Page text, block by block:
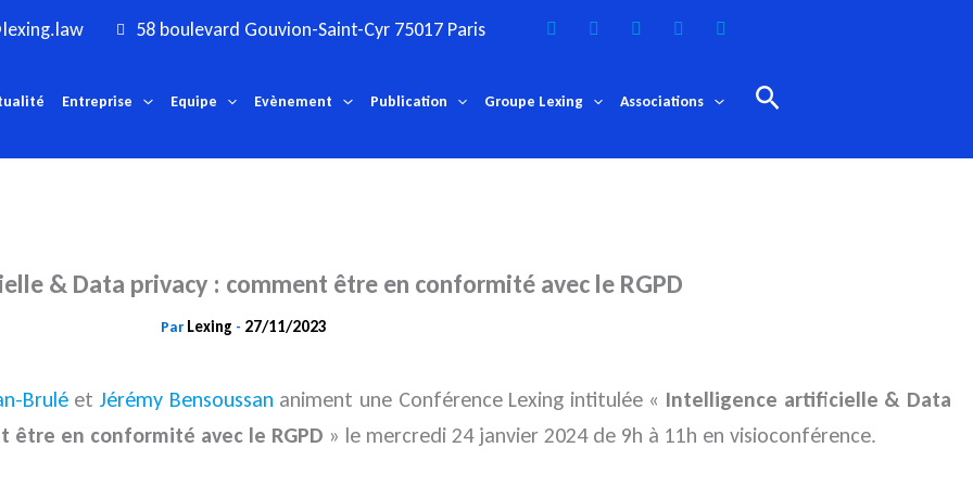
58 boulevard Gouvion-Saint-Cyr 75017 Paris
Entreprise Equipe Evènement Publication Groupe Lexing Associations Rechercher
& Data privacy : comment être en conformité avec le RGPD
Par Lexing - 27/11/2023
Bruléet Jérémy Bensoussan animent une Conférence Lexing intitulée « Intelligence artificielle & Data
être en conformité avec le RGPD » le mercredi 24 janvier 2024 de 9h à 11h en visioconférence.